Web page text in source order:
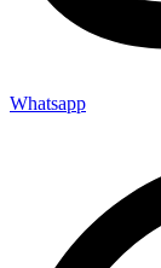
Whatsapp